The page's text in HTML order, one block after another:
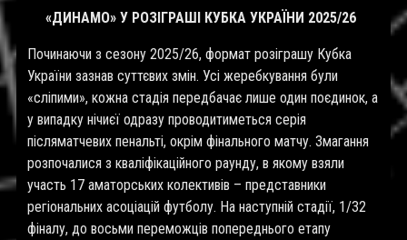
«ДИНАМО» У РОЗІГРАШІ КУБКА УКРАЇНИ 2025/26
Починаючи з сезону 2025/26, формат розіграшу Кубка
України зазнав суттєвих змін. Усі жеребкування були
«сліпими», кожна стадія передбачає лише один поєдинок, а
у випадку нічиєї одразу проводитиметься серія
післяматчевих пенальті, окрім фінального матчу. Змагання
розпочалися з кваліфікаційного раунду, в якому взяли
участь 17 аматорських колективів – представники
регіональних асоціацій футболу. На наступній стадії, 1/32
фіналу, до восьми переможців попереднього етапу